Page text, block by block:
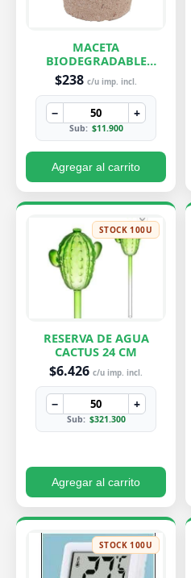
MACETA
BIODEGRADABLE
PEQUEÑA 7X8 CM
$238 c/u imp. incl.
− +
Sub: $11.900
Agregar al carrito
STOCK 100U
RESERVA DE AGUA
CACTUS 24 CM
$6.426 c/u imp. incl.
− +
Sub: $321.300
Agregar al carrito
STOCK 100U